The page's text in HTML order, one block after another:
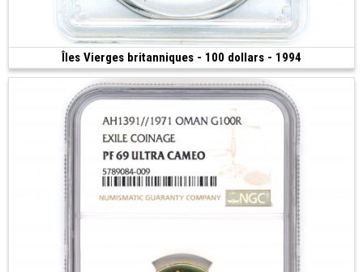
Îles Vierges britanniques - 100 dollars - 1994
(1994 • 4.12 g • 21 mm)